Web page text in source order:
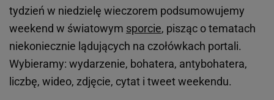
tydzień w niedzielę wieczorem podsumowujemy
weekend w światowym sporcie, pisząc o tematach
niekoniecznie lądujących na czołówkach portali.
Wybieramy: wydarzenie, bohatera, antybohatera,
liczbę, wideo, zdjęcie, cytat i tweet weekendu.